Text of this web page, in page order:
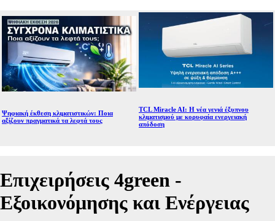
Ψηφιακή έκθεση κλιματιστικών: Ποια
αξίζουν πραγματικά τα λεφτά τους
TCL Miracle AI: Η νέα γενιά έξυπνου
κλιματισμού με κορυφαία ενεργειακή
απόδοση